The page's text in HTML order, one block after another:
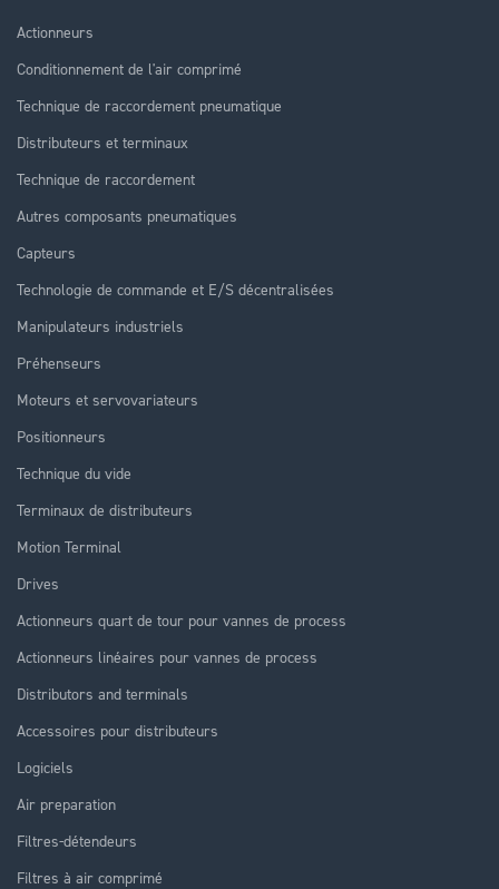
Actionneurs
Conditionnement de l'air comprimé
Technique de raccordement pneumatique
Distributeurs et terminaux
Technique de raccordement
Autres composants pneumatiques
Capteurs
Technologie de commande et E/S décentralisées
Manipulateurs industriels
Préhenseurs
Moteurs et servovariateurs
Positionneurs
Technique du vide
Terminaux de distributeurs
Motion Terminal
Drives
Actionneurs quart de tour pour vannes de process
Actionneurs linéaires pour vannes de process
Distributors and terminals
Accessoires pour distributeurs
Logiciels
Air preparation
Filtres-détendeurs
Filtres à air comprimé